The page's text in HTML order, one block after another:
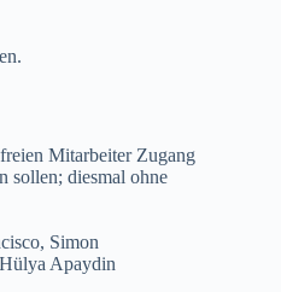
Mitarbeiter Zugang
sollen; diesmal ohne
Simon
Apaydin